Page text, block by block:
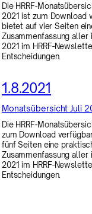
Die HRRF-
2021 ist zum Download
bietet auf vier Seiten
Zusammenfassung
2021 im HRRF-
Entscheidungen.
1.8.2021
Monatsübersicht Juli
Die HRRF-
zum Download
fünf Seiten eine
Zusammenfassung aller
2021 im HRRF-
Entscheidungen.